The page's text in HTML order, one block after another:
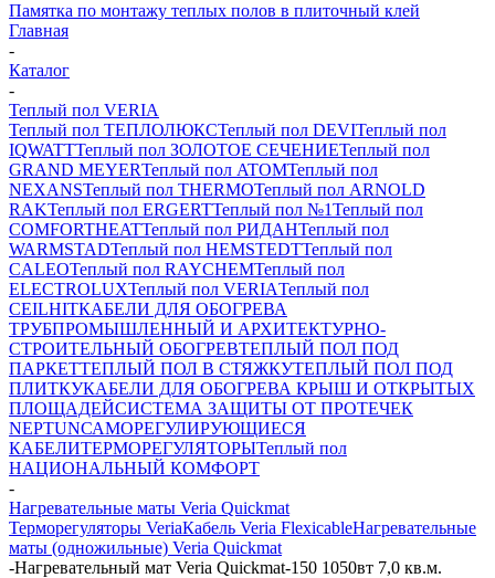
Памятка по монтажу теплых полов в плиточный клей
Главная
-
Каталог
-
Теплый пол VERIA
Теплый пол ТЕПЛОЛЮКСТеплый пол DEVIТеплый пол
IQWATTТеплый пол ЗОЛОТОЕ СЕЧЕНИЕТеплый пол
GRAND MEYERТеплый пол ATOMТеплый пол
NEXANSТеплый пол THERMOТеплый пол ARNOLD
RAKТеплый пол ERGERTТеплый пол №1Теплый пол
COMFORTHEATТеплый пол РИДАНТеплый пол
WARMSTADТеплый пол HEMSTEDTТеплый пол
CALEOТеплый пол RAYCHEMТеплый пол
ELECTROLUXТеплый пол VERIAТеплый пол
CEILHITКАБЕЛИ ДЛЯ ОБОГРЕВА
ТРУБПРОМЫШЛЕННЫЙ И АРХИТЕКТУРНО-
СТРОИТЕЛЬНЫЙ ОБОГРЕВТЕПЛЫЙ ПОЛ ПОД
ПАРКЕТТЕПЛЫЙ ПОЛ В СТЯЖКУТЕПЛЫЙ ПОЛ ПОД
ПЛИТКУКАБЕЛИ ДЛЯ ОБОГРЕВА КРЫШ И ОТКРЫТЫХ
ПЛОЩАДЕЙСИСТЕМА ЗАЩИТЫ ОТ ПРОТЕЧЕК
NEPTUNСАМОРЕГУЛИРУЮЩИЕСЯ
КАБЕЛИТЕРМОРЕГУЛЯТОРЫТеплый пол
НАЦИОНАЛЬНЫЙ КОМФОРТ
-
Нагревательные маты Veria Quickmat
Терморегуляторы VeriaКабель Veria FlexicableНагревательные
маты (одножильные) Veria Quickmat
-Нагревательный мат Veria Quickmat-150 1050вт 7,0 кв.м.